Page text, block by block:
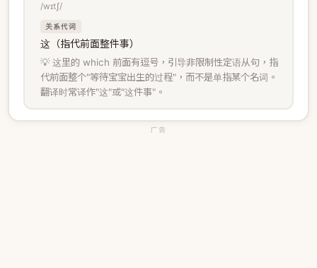
/wɪtʃ/
关系代词
这（指代前面整件事）
💡 这里的 which 前面有逗号，引导非限制性定语从句，指
代前面整个"等待宝宝出生的过程"，而不是单指某个名词。
翻译时常译作"这"或"这件事"。
广告